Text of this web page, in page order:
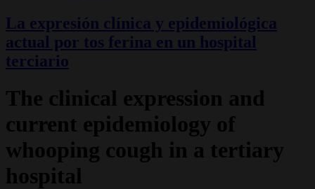
La expresión clínica y epidemiológica
actual por tos ferina en un hospital
terciario
The clinical expression and
current epidemiology of
whooping cough in a tertiary
hospital